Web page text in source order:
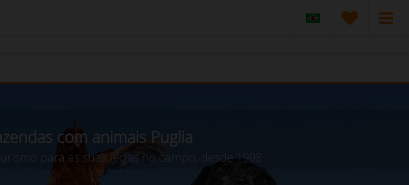
com animais Puglia
para as suas férias no campo, desde 1998